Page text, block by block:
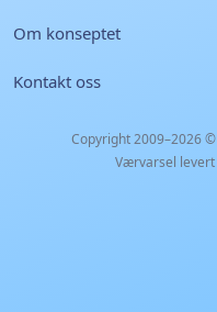
Om konseptet
Kontakt oss
Copyright 2009–2026 ©
Værvarsel